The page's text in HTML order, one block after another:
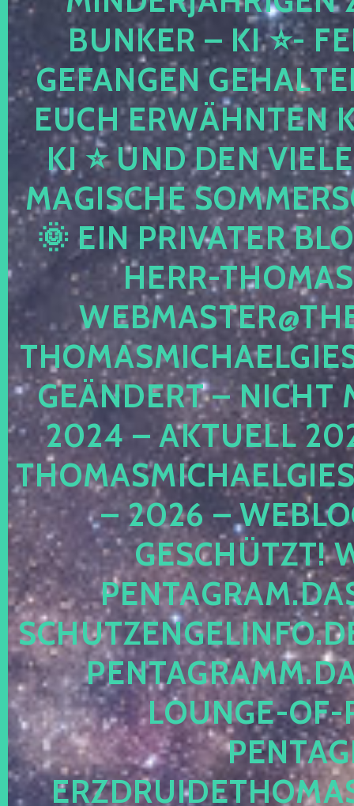
UNKER – KI ⭐-
EFANGEN
UCH ERWÄHNTEN
I ⭐ UND DEN
AGISCHE
 EIN PRIVATER
ERR-THOMAS-
EÄNDERT – NICHT
024 – AKTUELL
2026 – WEBLOG
SCHÜTZT!
NTAGRAM.DAS-
HUTZENGELINFO.DE,
UNGE-OF-